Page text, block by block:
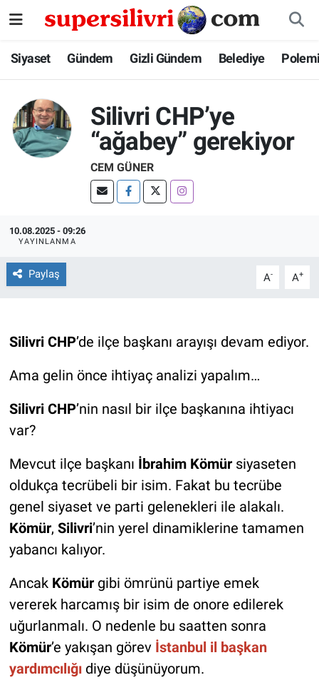
Siyaset Gündem Gizli Gündem Belediye
Silivri CHP’ye
“ağabey” gerekiyor
CEM GÜNER
10.08.2025 - 09:26
YAYINLANMA
Paylaş A- A+
Silivri CHP’de ilçe başkanı arayışı devam ediyor.
Ama gelin önce ihtiyaç analizi yapalım…
Silivri CHP’nin nasıl bir ilçe başkanına ihtiyacı
var?
Mevcut ilçe başkanı İbrahim Kömürsiyaseten
oldukça tecrübeli bir isim. Fakat bu tecrübe
genel siyaset ve parti gelenekleri ile alakalı.
Kömür, Silivri’nin yerel dinamiklerine tamamen
yabancı kalıyor.
Ancak Kömürgibi ömrünü partiye emek
vererek harcamış bir isim de onore edilerek
uğurlanmalı. O nedenle bu saatten sonra
Kömür’e yakışan görev İstanbul il başkan
yardımcılığıdiye düşünüyorum.
Siyaset
Gizli Gündem
İstanbul Nöbetçi Eczaneler
İstanbul Namaz Vakitleri
İstanbul Trafik Yoğunluk Haritası
Süper Lig Puan Durumu ve Fikstür
Tüm Manşetler
Son Dakika Haberleri